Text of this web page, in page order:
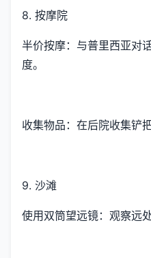
8. 按摩院
半价按摩：与普里西亚对
度。
收集物品：在后院收集铲
9. 沙滩
使用双筒望远镜：观察远